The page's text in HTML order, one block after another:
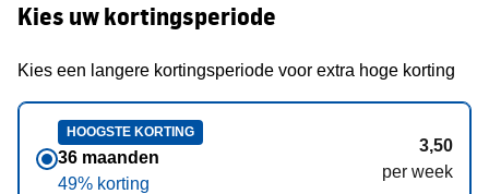
Kies uw kortingsperiode
Kies een langere kortingsperiode voor extra hoge korting
HOOGSTE KORTING
36 maanden
49% korting
3,50
per week